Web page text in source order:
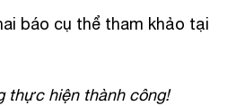
báo cụ thể tham khảo tại
thực hiện thành công!